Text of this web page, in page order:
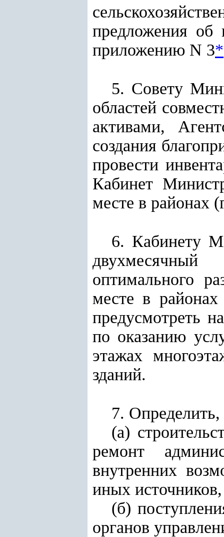
предложения об
приложению N 3*
5. Совету
областей
активами,
создания
провести
Кабинет
месте в районах
6. Кабинету
оптимального
месте в
предусмотреть
по оказанию
этажах
зданий.
7. Определить,
(а)
ремонт
внутренних
иных
(б)
органов